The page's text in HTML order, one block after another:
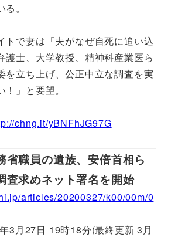
。
トで妻は「夫がなぜ自死に追い込
護士、大学教授、精神科産業医ら
を立ち上げ、公正中立な調査を実
」と要望。
chng.it/yBNFhJG97G
省職員の遺族、安倍首相ら
査求めネット署名を開始
articles/20200327/k00/00m/0
3月27日 19時18分(最終更新 3月